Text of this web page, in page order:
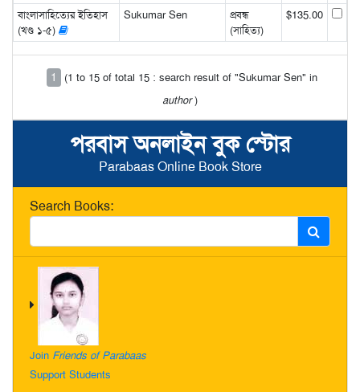
পরবাস অনলাইন বুক স্টোর
Parabaas Online Book Store
Search Books:
Join Friends of Parabaas
Support Students
বাংলাসাহিত্যের ইতিহাস
(খণ্ড ১-৫)
Sukumar Sen
প্রবন্ধ
(সাহিত্য)
$135.00
1
(1 to 15 of total 15 : search result of "Sukumar Sen" in
author)